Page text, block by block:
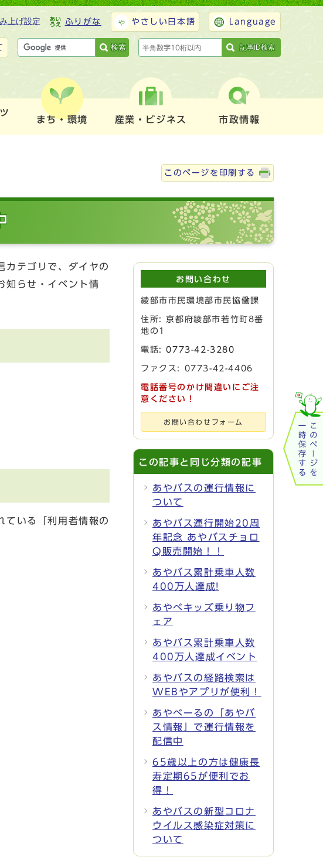
上げ設定 ふりがな やさしい日本語 Language
検索 記事ID検索
まち・環境 産業・ビジネス 市政情報
このページを印刷する
カテゴリで、ダイヤの
知らせ・イベント情
ている「利用者情報の
お問い合わせ
綾部市市民環境部市民協働課
住所: 京都府綾部市若竹町8番
地の1
電話:0773-42-3280
ファクス: 0773-42-4406
電話番号のかけ間違いにご注
意ください！
お問い合わせフォーム
この記事と同じ分類の記事
あやバスの運行情報に
ついて
あやバス運行開始20周
年記念 あやバスチョロ
Q販売開始！！
あやバス累計乗車人数
400万人達成!
あやべキッズ乗り物フ
ェア
あやバス累計乗車人数
400万人達成イベント
あやバスの経路検索は
WEBやアプリが便利！
あやべーるの「あやバ
ス情報」で運行情報を
配信中
65歳以上の方は健康長
寿定期65が便利でお
得！
あやバスの新型コロナ
ウイルス感染症対策に
ついて